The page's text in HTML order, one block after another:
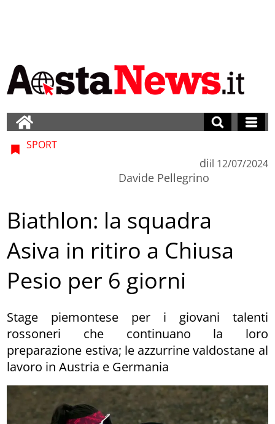
SPORT
di
Davide Pellegrino
il 12/07/2024
Biathlon: la squadra
Asiva in ritiro a Chiusa
Pesio per 6 giorni
Stage piemontese per i giovani talenti
rossoneri che continuano la loro
preparazione estiva; le azzurrine valdostane al
lavoro in Austria e Germania